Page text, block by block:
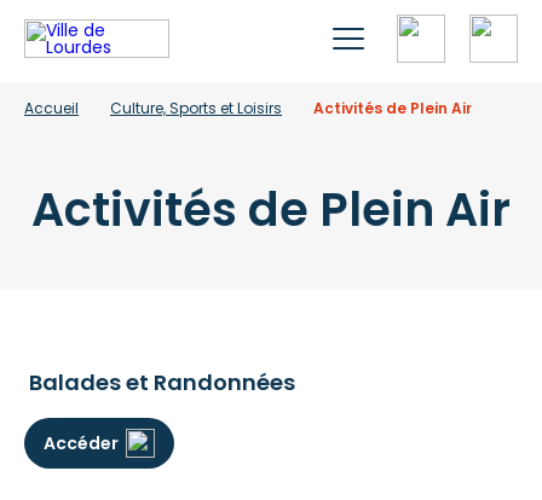
Accueil Culture, Sports et Loisirs Activités de Plein Air
Activités de Plein Air
Balades et Randonnées
Accéder